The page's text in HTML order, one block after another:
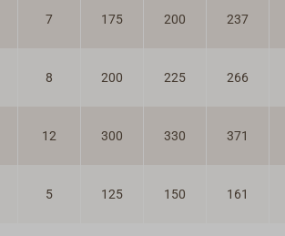
7 175 200 237
8 200 225 266
12 300 330 371
5 125 150 161